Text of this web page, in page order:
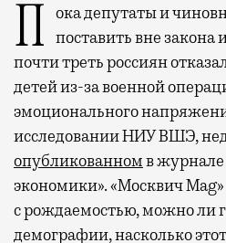
Пока депутаты и чиновники пытаются поставить вне
почти треть россиян
детей из-за военной
эмоционального
исследовании НИУ ВШЭ,
опубликованномв
экономики». «Москвич
с рождаемостью, можно ли
демографии, насколько